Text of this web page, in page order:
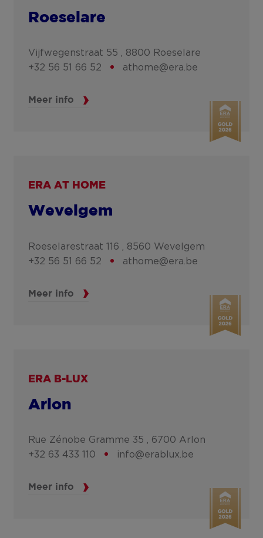
Roeselare
Vijfwegenstraat 55 , 8800 Roeselare
+32 56 51 66 52
athome@era.be
Meer info
ERA AT HOME
Wevelgem
Roeselarestraat 116 , 8560 Wevelgem
+32 56 51 66 52
athome@era.be
Meer info
ERA B-LUX
Arlon
Rue Zénobe Gramme 35 , 6700 Arlon
+32 63 433 110
info@erablux.be
Meer info